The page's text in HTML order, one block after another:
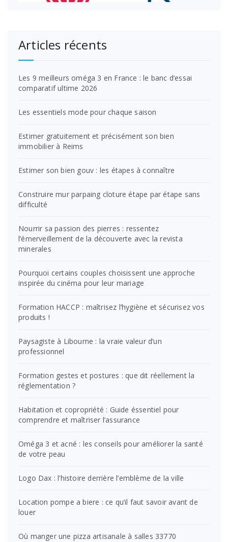
Articles récents
Les 9 meilleurs oméga 3 en France : le banc d’essai
comparatif ultime 2026
Les essentiels mode pour chaque saison
Estimer gratuitement et précisément son bien
immobilier à Reims
Estimer son bien gouv : les étapes à connaître
Construire mur parpaing cloture étape par étape sans
difficulté
Nourrir sa passion des pierres : ressentez
l’émerveillement de la découverte avec la revista
minerales
Pourquoi certains couples choisissent une approche
inspirée du cinéma pour leur mariage
Formation HACCP : maîtrisez l’hygiène et sécurisez vos
produits !
Paysagiste à Libourne : la vraie valeur d’un
professionnel
Formation gestes et postures : que dit réellement la
réglementation ?
Habitation et copropriété : Guide éssentiel pour
comprendre et maîtriser l’assurance
Oméga 3 et acné : les conseils pour améliorer la santé
de votre peau
Logo Dax : l’histoire derrière l’emblème de la ville
Location pompe a biere : ce qu’il faut savoir avant de
louer
Où manger une pizza artisanale à salles 33770